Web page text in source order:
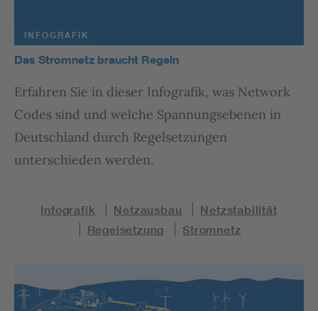
INFOGRAFIK
Das Stromnetz braucht Regeln
Erfahren Sie in dieser Infografik, was Network
Codes sind und welche Spannungsebenen in
Deutschland durch Regelsetzungen
unterschieden werden.
Infografik Netzausbau
Netzstabilität
Regelsetzung
Stromnetz